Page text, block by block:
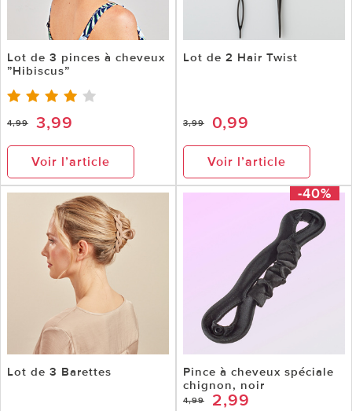
Lot de 3 pinces à cheveux
”Hibiscus”
4,99 3,99
Voir l’article
Lot de 2 Hair Twist
3,99 0,99
Voir l’article
Lot de 3 Barettes
-40%
Pince à cheveux spéciale
chignon, noir
4,99 2,99